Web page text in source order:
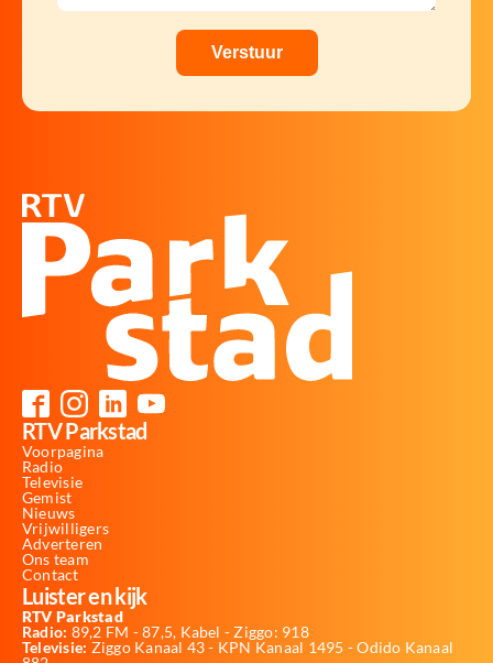
RTV Parkstad
Voorpagina
Radio
Televisie
Gemist
Nieuws
Vrijwilligers
Adverteren
Ons team
Contact
Luister en kijk
RTV Parkstad
Radio: 89,2 FM - 87,5, Kabel - Ziggo: 918
Televisie: Ziggo Kanaal 43 - KPN Kanaal 1495 - Odido Kanaal